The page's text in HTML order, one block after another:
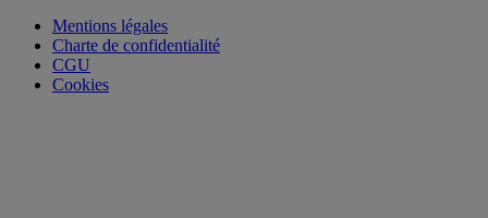
Mentions légales
Charte de confidentialité
CGU
Cookies